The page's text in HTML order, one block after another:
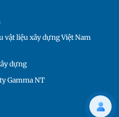
liệu xây dựng Việt Nam
dựng
Gamma NT